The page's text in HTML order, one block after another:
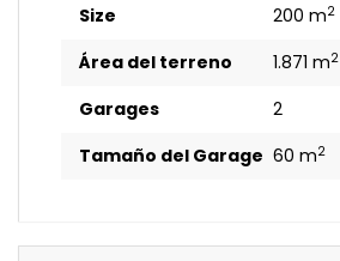
Size
200 m2
Área del terreno 1.871 m2
Garages
2
Tamaño del Garage 60 m2